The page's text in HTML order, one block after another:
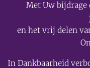
Met Uw
en het vrij delen
In Dankbaarheid